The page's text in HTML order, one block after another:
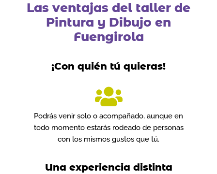
Las ventajas del taller de
Pintura y Dibujo en
Fuengirola
¡Con quién tú quieras!
Podrás venir solo o acompañado, aunque en
todo momento estarás rodeado de personas
con los mismos gustos que tú.
Una experiencia distinta